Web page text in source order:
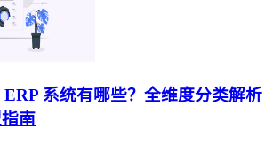
ERP 系统有哪些？全维度分类解析
南